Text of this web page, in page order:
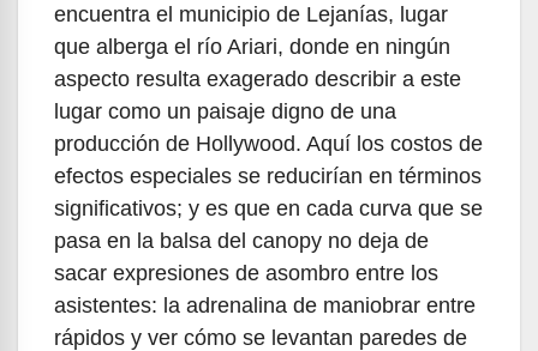
encuentra el municipio de Lejanías, lugar
que alberga el río Ariari, donde en ningún
aspecto resulta exagerado describir a este
lugar como un paisaje digno de una
producción de Hollywood. Aquí los costos de
efectos especiales se reducirían en términos
significativos; y es que en cada curva que se
pasa en la balsa del canopy no deja de
sacar expresiones de asombro entre los
asistentes: la adrenalina de maniobrar entre
rápidos y ver cómo se levantan paredes de